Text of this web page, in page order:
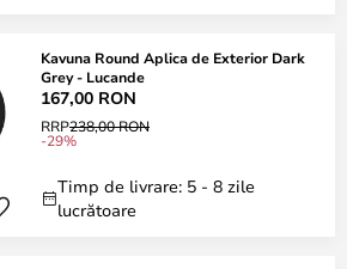
Kavuna Round Aplica de Exterior Dark
Grey - Lucande
167,00 RON
RRP238,00 RON
-29%
Timp de livrare: 5 - 8 zile
lucrătoare